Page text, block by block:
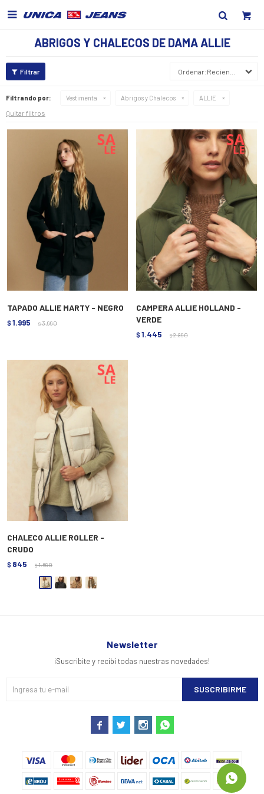

ABRIGOS Y CHALECOS DE DAMA ALLIE
Recientes
Filtrando por: Vestimenta Abrigos y Chalecos ALLIE
Quitar filtros
TAPADO ALLIE MARTY - NEGRO
$ 1.995 $ 3.990
CAMPERA ALLIE HOLLAND -
VERDE
$ 1.445 $ 2.890
CHALECO ALLIE ROLLER -
CRUDO
$ 845 $ 1.690
Newsletter
¡Suscribite y recibí todas nuestras novedades!
SUSCRIBIRME
   